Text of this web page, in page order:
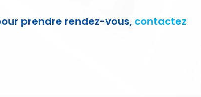
prendre rendez-vous, contactez